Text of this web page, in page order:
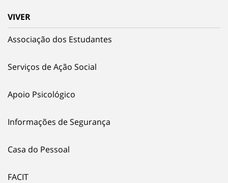
VIVER
Associação dos Estudantes
Serviços de Ação Social
Apoio Psicológico
Informações de Segurança
Casa do Pessoal
FACIT